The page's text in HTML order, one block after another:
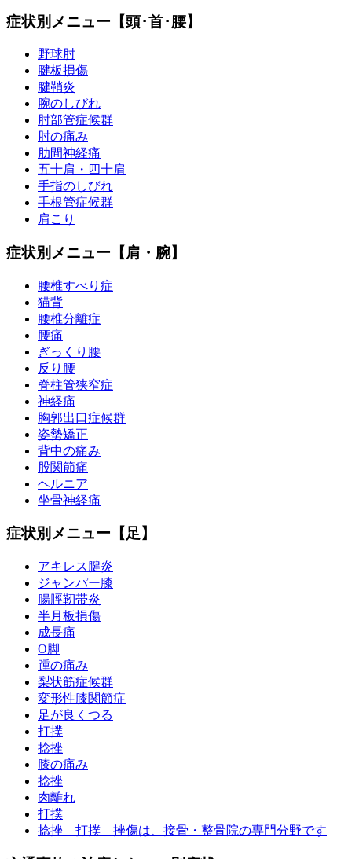
症状別メニュー【頭･首･腰】
野球肘
腱板損傷
腱鞘炎
腕のしびれ
肘部管症候群
肘の痛み
肋間神経痛
五十肩・四十肩
手指のしびれ
手根管症候群
肩こり
症状別メニュー【肩・腕】
腰椎すべり症
猫背
腰椎分離症
腰痛
ぎっくり腰
反り腰
脊柱管狭窄症
神経痛
胸郭出口症候群
姿勢矯正
背中の痛み
股関節痛
ヘルニア
坐骨神経痛
症状別メニュー【足】
アキレス腱炎
ジャンパー膝
腸脛靭帯炎
半月板損傷
成長痛
O脚
踵の痛み
梨状筋症候群
変形性膝関節症
足が良くつる
打撲
捻挫
膝の痛み
捻挫
肉離れ
打撲
捻挫 打撲 挫傷は、接骨・整骨院の専門分野です